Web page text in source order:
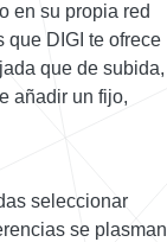
en su propia red
que DIGI te ofrece
que de subida,
añadir un fijo,
seleccionar
se plasman